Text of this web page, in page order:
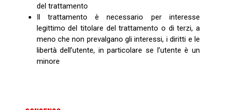
del trattamento
Il trattamento è necessario per interesse
legittimo del titolare del trattamento o di terzi, a
meno che non prevalgano gli interessi, i diritti e le
libertà dell’utente, in particolare se l’utente è un
minore